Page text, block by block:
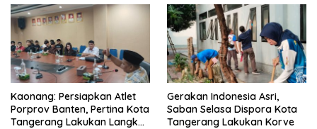
Kaonang: Persiapkan Atlet
Porprov Banten, Pertina Kota
Tangerang Lakukan Langkah
Gerakan Indonesia Asri,
Saban Selasa Dispora Kota
Tangerang Lakukan Korve